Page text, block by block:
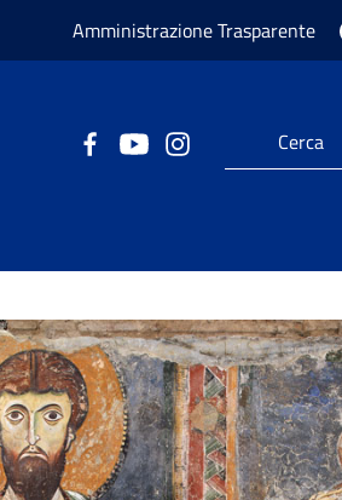
Amministrazione Trasparente